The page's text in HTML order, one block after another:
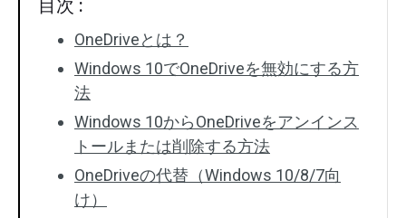
目次 :
OneDriveとは？
Windows 10でOneDriveを無効にする方
法
Windows 10からOneDriveをアンインス
トールまたは削除する方法
OneDriveの代替（Windows 10/8/7向
け）